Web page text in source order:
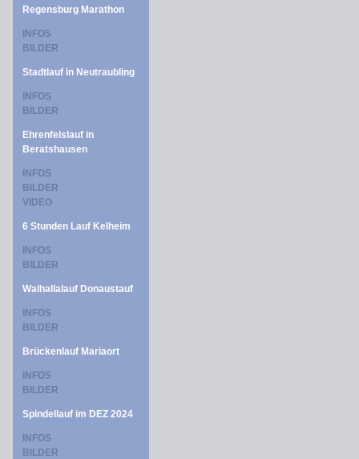
Regensburg Marathon
INFOS
BILDER
Stadtlauf in Neutraubling
INFOS
BILDER
Ehrenfelslauf in
Beratshausen
INFOS
BILDER
VIDEO
6 Stunden Lauf Kelheim
INFOS
BILDER
Walhallalauf Donaustauf
INFOS
BILDER
Brückenlauf Mariaort
INFOS
BILDER
Spindellauf im DEZ 2024
INFOS
BILDER